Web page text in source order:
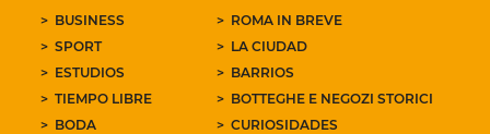
BUSINESS
SPORT
ESTUDIOS
TIEMPO LIBRE
BODA
ROMA IN BREVE
LA CIUDAD
BARRIOS
BOTTEGHE E NEGOZI STORICI
CURIOSIDADES